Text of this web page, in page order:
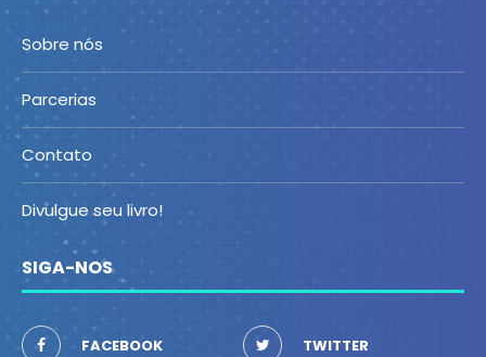
Sobre nós
Parcerias
Contato
Divulgue seu livro!
SIGA-NOS
FACEBOOK TWITTER